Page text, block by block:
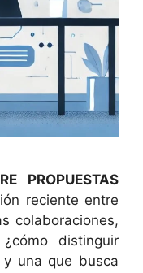
PROPUESTAS
reciente entre
colaboraciones,
distinguir
una que busca